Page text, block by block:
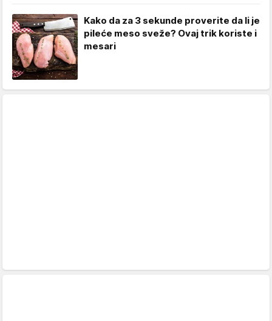
Kako da za 3 sekunde proverite da li je
pileće meso sveže? Ovaj trik koriste i
mesari